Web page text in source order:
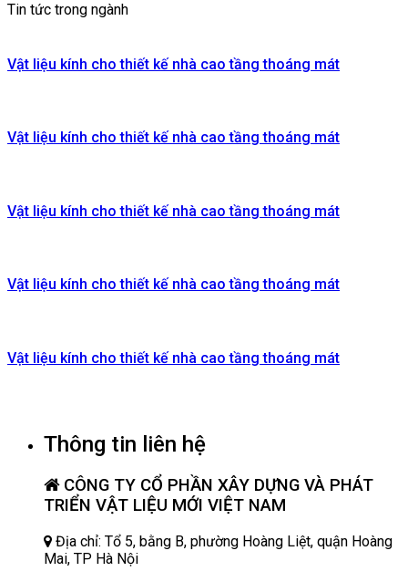
Tin tức trong ngành
Vật liệu kính cho thiết kế nhà cao tầng thoáng mát
Vật liệu kính cho thiết kế nhà cao tầng thoáng mát
Vật liệu kính cho thiết kế nhà cao tầng thoáng mát
Vật liệu kính cho thiết kế nhà cao tầng thoáng mát
Vật liệu kính cho thiết kế nhà cao tầng thoáng mát
Thông tin liên hệ
CÔNG TY CỔ PHẦN XÂY DỰNG VÀ PHÁT
TRIỂN VẬT LIỆU MỚI VIỆT NAM
Địa chỉ: Tổ 5, bằng B, phường Hoàng Liệt, quận Hoàng
Mai, TP Hà Nội